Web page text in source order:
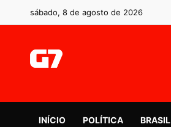
sábado, 8 de agosto de 2026
INÍCIO POLÍTICA BRASIL